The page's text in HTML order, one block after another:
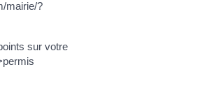
mairie/?
sur votre